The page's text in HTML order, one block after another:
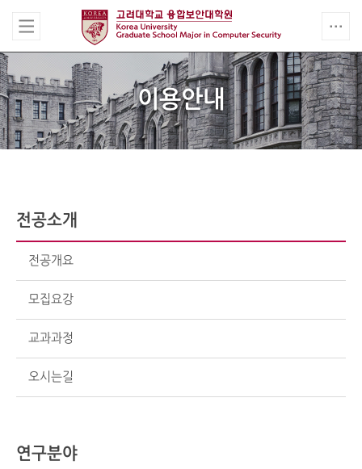
이용안내
전공소개
전공개요
모집요강
교과과정
오시는길
연구분야